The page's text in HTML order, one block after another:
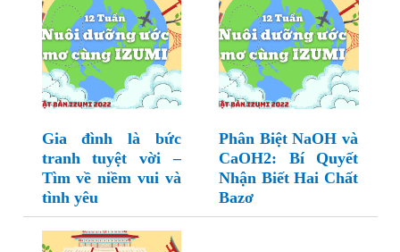
Gia đình là bức
tranh tuyệt vời –
Tìm về niềm vui và
tình yêu
Phân Biệt NaOH và
CaOH2: Bí Quyết
Nhận Biết Hai Chất
Bazơ